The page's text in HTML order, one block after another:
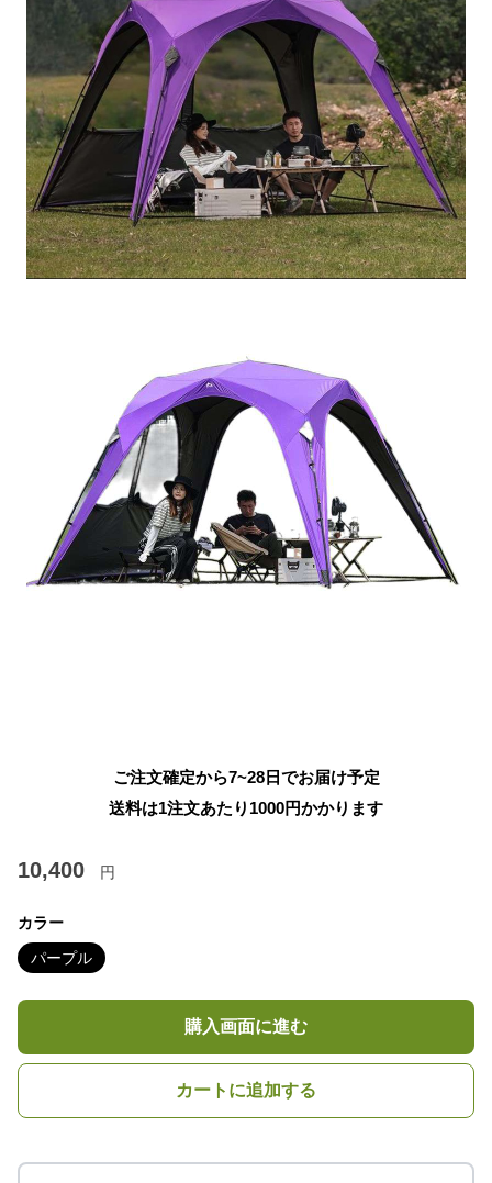
ご注文確定から7~28日でお届け予定
送料は1注文あたり 1000円かかります
10,400 円
カラー
パープル
購入画面に進む
カートに追加する